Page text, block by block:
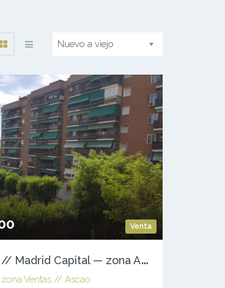
Nuevo a viejo
Venta
V
ivienda // Madrid Capital — zona Ascao – Ventas
Ventas // Ascao